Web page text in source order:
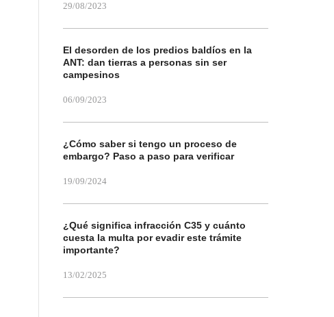
29/08/2023
El desorden de los predios baldíos en la
ANT: dan tierras a personas sin ser
campesinos
06/09/2023
¿Cómo saber si tengo un proceso de
embargo? Paso a paso para verificar
19/09/2024
¿Qué significa infracción C35 y cuánto
cuesta la multa por evadir este trámite
importante?
13/02/2025